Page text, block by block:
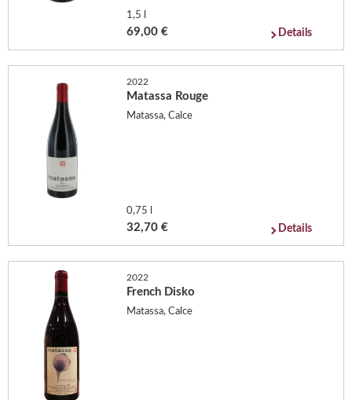
1,5 l
69,00 € Details
2022
Matassa Rouge
Matassa, Calce
0,75 l
32,70 € Details
2022
French Disko
Matassa, Calce